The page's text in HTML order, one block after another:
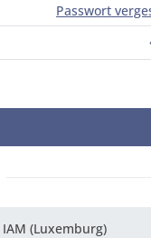
Passwort
IAM (Luxemburg)